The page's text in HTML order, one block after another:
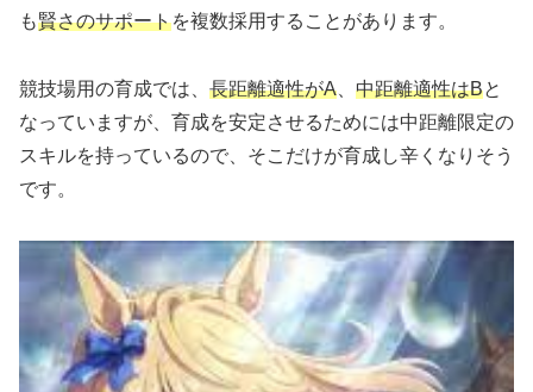
も賢さのサポートを複数採用することがあります。
競技場用の育成では、 長距離適性がA 中距離適性はBと
なっていますが、育成を安定させるためには中距離限定の
スキルを持っているので、そこだけが育成し辛くなりそう
です。